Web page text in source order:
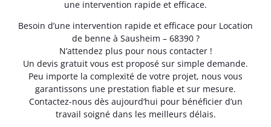
une intervention rapide et efficace.
Besoin d’une intervention rapide et efficace pour Location
de benne à Sausheim – 68390 ?
N’attendez plus pour nous contacter !
Un devis gratuit vous est proposé sur simple demande.
Peu importe la complexité de votre projet, nous vous
garantissons une prestation fiable et sur mesure.
Contactez-nous dès aujourd’hui pour bénéficier d’un
travail soigné dans les meilleurs délais.